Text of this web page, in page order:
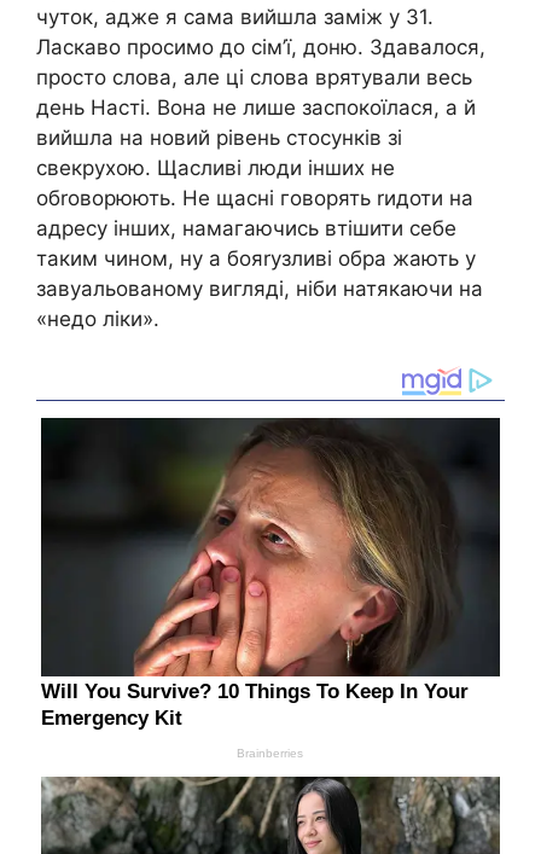
чуток, адже я сама вийшла заміж у 31.
Ласкаво просимо до сім’ї, доню. Здавалося,
просто слова, але ці слова врятували весь
день Насті. Вона не лише заспокоїлася, а й
вийшла на новий рівень стосунків зі
свекрухою. Щасливі люди інших не
обrоворюють. Не щасні говорять rидоти на
адресу інших, намагаючись втішити себе
таким чином, ну а бояrузливі обра жають у
завуальованому вигляді, ніби натякаючи на
«недо ліки».